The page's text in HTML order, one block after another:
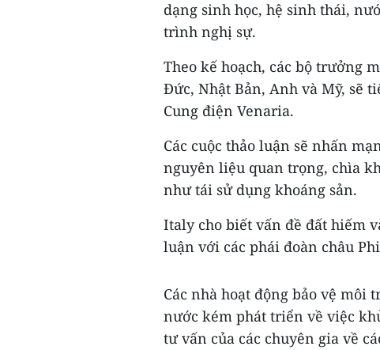
dạng sinh học, hệ sinh thái,
trình nghị sự.
Theo kế hoạch, các bộ trưởng
Đức, Nhật Bản, Anh và Mỹ, sẽ
Cung điện Venaria.
Các cuộc thảo luận sẽ nhấn
nguyên liệu quan trọng, chìa
như tái sử dụng khoáng sản.
Italy cho biết vấn đề đất hiếm
luận với các phái đoàn châu
Các nhà hoạt động bảo vệ môi
nước kém phát triển về việc
tư vấn của các chuyên gia về